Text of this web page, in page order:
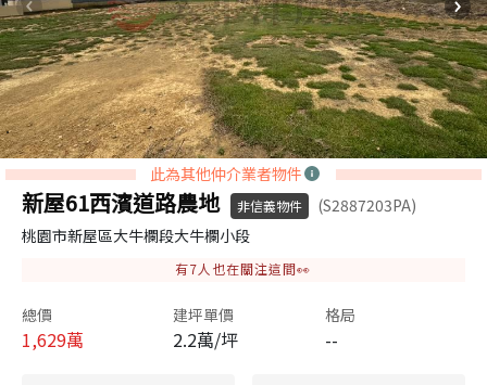
此為其他仲介業者物件
新屋61西濱道路農地 非信義物件
(S2887203PA)
桃園市新屋區大牛欄段大牛欄小段
有7人也在關注這間👀
總價
1,629萬
建坪單價
2.2萬/坪
格局
--